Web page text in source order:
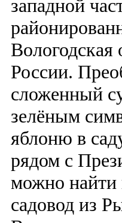
западной
Вологодская
России.
сложенный
зелёным
яблоню в
рядом с
можно найти
садовод из